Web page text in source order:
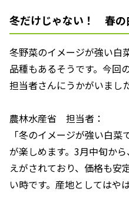
冬だけじゃない！ 春の
冬野菜のイメージが強い白
品種もあるそうです。今回
担当者さんにうかがいました
農林水産省 担当者：
「冬のイメージが強い白
が楽しめます。3月中旬か
えがされており、価格も安
い時です。産地としてはや